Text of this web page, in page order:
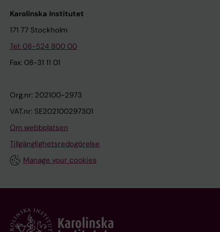
Karolinska Institutet
171 77 Stockholm
Tel: 08-524 800 00
Fax: 08-31 11 01
Org.nr: 202100-2973
VAT.nr: SE202100297301
Om webbplatsen
Tillgänglighetsredogörelse
Manage your cookies